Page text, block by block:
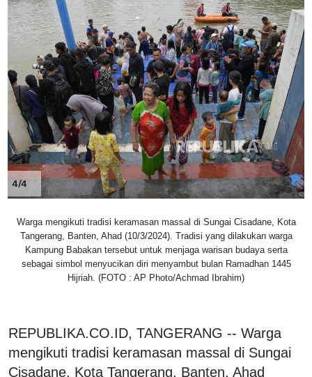
4/4
Warga mengikuti tradisi keramasan massal di Sungai Cisadane, Kota
Tangerang, Banten, Ahad (10/3/2024). Tradisi yang dilakukan warga
Kampung Babakan tersebut untuk menjaga warisan budaya serta
sebagai simbol menyucikan diri menyambut bulan Ramadhan 1445
Hijriah. (FOTO : AP Photo/Achmad Ibrahim)
REPUBLIKA.CO.ID, TANGERANG -- Warga
mengikuti tradisi keramasan massal di Sungai
Cisadane, Kota Tangerang, Banten, Ahad